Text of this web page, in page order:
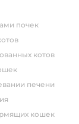
почек
котов
печени
кошек